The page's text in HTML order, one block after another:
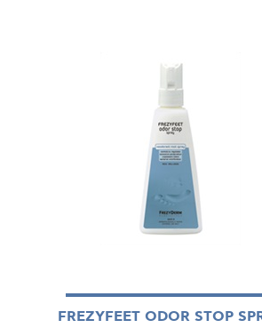
FREZYFEET ODOR STOP